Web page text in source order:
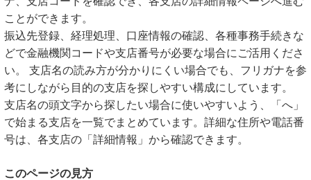
ことができます。
振込先登録、経理処理、口座情報の確認、各種事務手続きな
どで金融機関コードや支店番号が必要な場合にご活用くださ
い。 支店名の読み方が分かりにくい場合でも、フリガナを参
考にしながら目的の支店を探しやすい構成にしています。
支店名の頭文字から探したい場合に使いやすいよう、「へ」
で始まる支店を一覧でまとめています。詳細な住所や電話番
号は、各支店の「詳細情報」から確認できます。
このページの見方